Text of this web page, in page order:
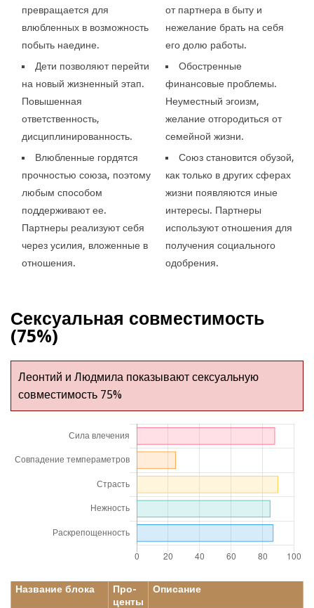
превращается для
влюбленных в возможность
побыть наедине.
Дети позволяют перейти
на новый жизненный этап.
Повышенная
ответственность,
дисциплинированность.
Влюбленные гордятся
прочностью союза, поэтому
любым способом
поддерживают ее.
Партнеры реализуют себя
через усилия, вложенные в
отношения.
от партнера в быту и
нежелание брать на себя
его долю работы.
Обостренные
финансовые проблемы.
Неуместный эгоизм,
желание отгородиться от
семейной жизни.
Союз становится обузой,
как только в других сферах
жизни появляются иные
интересы. Партнеры
используют отношения для
получения социального
одобрения.
Сексуальная совместимость
(75%)
Леонтий и Людмила показывают сексуальную
совместимость 75%
Название блока
Про-
центы
Описание